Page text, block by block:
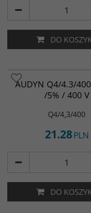
DO
AUDYN Q4/4.3/
/5% / 400 V
Q4/4,3/400
21.28PLN
DO